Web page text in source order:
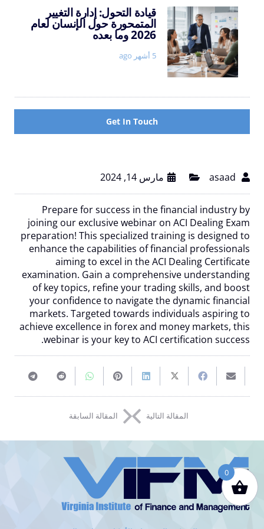
asaad مارس 14, 2024
Prepare for success in the financial industry by
joining our exclusive webinar on ACI Dealing Exam
preparation! This specialized training is designed to
enhance the capabilities of financial professionals
aiming to excel in the ACI Dealing Certificate
examination. Gain a comprehensive understanding
of key topics, refine your trading skills, and boost
your confidence to navigate the dynamic financial
markets. Targeted towards individuals aspiring to
achieve excellence in forex and money markets, this
webinar is your key to ACI certification success.
Email
Share
Facebook
Share
Twitter
Share
LinkedIn
Pin
Pinterest
Share
WhatsApp
Share
Share
المقالة التالية المقالة السابقة
والسلع
(FICC):
فهم
الأسواق
المالية
قيادة
التحول:
إدارة
التغيير
المتمحورة
حول
قيادة التحول: إدارة التغيير
المتمحورة حول الإنسان لعام
2026 وما بعده
5 أشهر ago
Get In Touch
0